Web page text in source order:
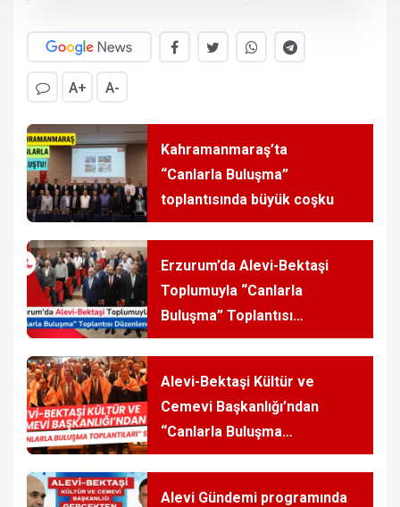
A+ A-
Kahramanmaraş’ta
“Canlarla Buluşma”
toplantısında büyük coşku
Erzurum’da Alevi-Bektaşi
Toplumuyla “Canlarla
Buluşma” Toplantısı
düzenlendi
Alevi-Bektaşi Kültür ve
Cemevi Başkanlığı’ndan
“Canlarla Buluşma
Toplantıları” serisi
Alevi Gündemi programında